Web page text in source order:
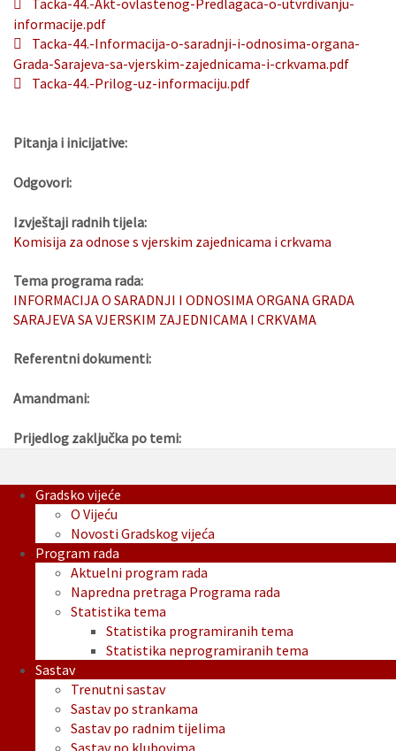
Tacka-44.-Akt-ovlastenog-Predlagaca-o-utvrdivanju-
informacije.pdf
Tacka-44.-Informacija-o-saradnji-i-odnosima-organa-
Grada-Sarajeva-sa-vjerskim-zajednicama-i-crkvama.pdf
Tacka-44.-Prilog-uz-informaciju.pdf
Pitanja i inicijative:
Odgovori:
Izvještaji radnih tijela:
Komisija za odnose s vjerskim zajednicama i crkvama
Tema programa rada:
INFORMACIJA O SARADNJI I ODNOSIMA ORGANA GRADA
SARAJEVA SA VJERSKIM ZAJEDNICAMA I CRKVAMA
Referentni dokumenti:
Amandmani:
Prijedlog zaključka po temi:
Gradsko vijeće
O Vijeću
Novosti Gradskog vijeća
Program rada
Aktuelni program rada
Napredna pretraga Programa rada
Statistika tema
Statistika programiranih tema
Statistika neprogramiranih tema
Sastav
Trenutni sastav
Sastav po strankama
Sastav po radnim tijelima